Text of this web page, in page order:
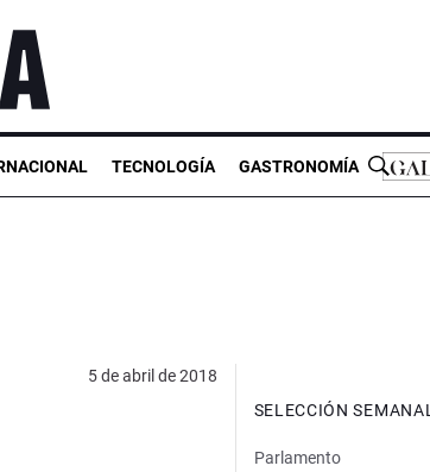
TECNOLOGÍA GASTRONOMÍA
5 de abril de 2018
SELECCIÓN SEMANAL
Parlamento